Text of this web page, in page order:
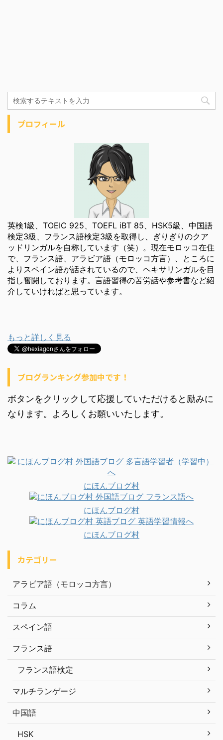
プロフィール
英検1級、TOEIC 925、TOEFL iBT 85、HSK5級、中国語
検定3級、フランス語検定3級を取得し、ぎりぎりのクア
ッドリンガルを自称しています（笑）。現在モロッコ在住
で、フランス語、アラビア語（モロッコ方言）、ところに
よりスペイン語が話されているので、ヘキサリンガルを目
指し奮闘しております。言語習得の苦労話や参考書など紹
介していければと思っています。
もっと詳しく見る
ブログランキング参加中です！
ボタンをクリックして応援していただけると励みに
なります。よろしくお願いいたします。
にほんブログ村
にほんブログ村
にほんブログ村
カテゴリー
アラビア語（モロッコ方言）
コラム
スペイン語
フランス語
フランス語検定
マルチランゲージ
中国語
HSK